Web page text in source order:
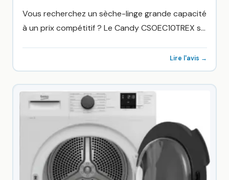
Vous recherchez un sèche-linge grande capacité
à un prix compétitif ? Le Candy CSOEC10TREX se
Lire l'avis →